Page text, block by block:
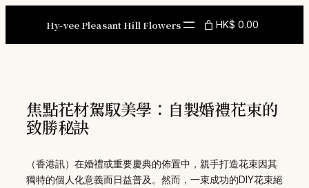
Hy-vee Pleasant Hill Flowers HK$ 0.00
焦點花材駕馭美學：自製婚禮花束的
致勝秘訣
（香港訊）在婚禮或重要慶典的佈置中，親手打造花束因其
獨特的個人化意義而日益普及。然而，一束成功的DIY花束絕